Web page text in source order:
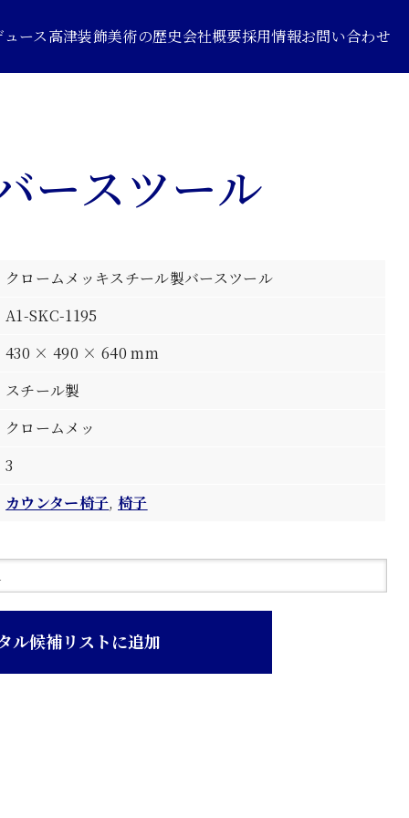
ース高津装飾美術の歴史会社概要採用情報お問い合わせ
ースツール
クロームメッキスチール製バースツール
A1-SKC-1195
430 × 490 × 640 mm
スチール製
クロームメッ
3
カウンター椅子,椅子
ル候補リストに追加